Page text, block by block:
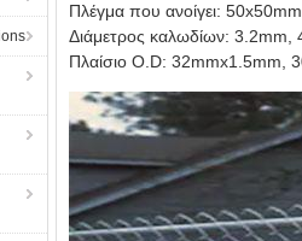
Πλέγμα που ανοίγει:
Διάμετρος καλωδίων: 3.2mm,
Πλαίσιο O.D: 32mmx1.5mm,